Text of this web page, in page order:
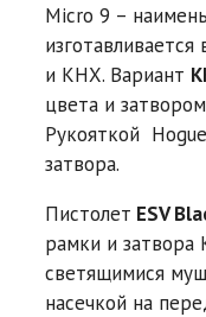
Micro 9 –
изготавливается
и KHX. Вариант
цвета и
Рукояткой
затвора.
Пистолет ESV
рамки и затвора
светящимися
насечкой на